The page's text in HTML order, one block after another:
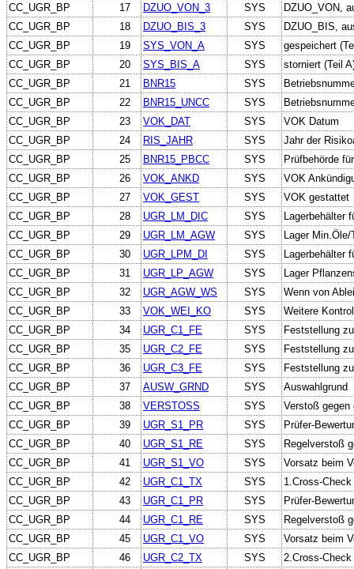
CC_UGR_BP
17 DZUO_VON_3 SYS
DZUO_VON,
CC_UGR_BP
18 DZUO_BIS_3 SYS
DZUO_BIS,
CC_UGR_BP
19 SYS_VON_A SYS
gespeichert
CC_UGR_BP
20 SYS_BIS_A SYS
storniert (Teil
CC_UGR_BP
21 BNR15 SYS
CC_UGR_BP
22 BNR15_UNCC SYS
CC_UGR_BP
23 VOK_DAT SYS
VOK Datum
CC_UGR_BP
24 RIS_JAHR SYS
Jahr der
CC_UGR_BP
25 BNR15_PBCC SYS
Prüfbehörde
CC_UGR_BP
26 VOK_ANKD SYS
VOK
CC_UGR_BP
27 VOK_GEST SYS
VOK gestattet
CC_UGR_BP
28 UGR_LM_DIC SYS
CC_UGR_BP
29 UGR_LM_AGW SYS
Lager
CC_UGR_BP
30 UGR_LPM_DI SYS
CC_UGR_BP
31 UGR_LP_AGW SYS
Lager
CC_UGR_BP
32 UGR_AGW_WS SYS
Wenn von
CC_UGR_BP
33 VOK_WEI_KO SYS
Weitere
CC_UGR_BP
34 UGR_C1_FE SYS
Feststellung
CC_UGR_BP
35 UGR_C2_FE SYS
Feststellung
CC_UGR_BP
36 UGR_C3_FE SYS
Feststellung
CC_UGR_BP
37 AUSW_GRND SYS
Auswahlgrund
CC_UGR_BP
38 VERSTOSS SYS
Verstoß
CC_UGR_BP
39 UGR_S1_PR SYS
Prüfer-
CC_UGR_BP
40 UGR_S1_RE SYS
Regelverstoß
CC_UGR_BP
41 UGR_S1_VO SYS
Vorsatz beim
CC_UGR_BP
42 UGR_C1_TX SYS
1.Cross-
CC_UGR_BP
43 UGR_C1_PR SYS
Prüfer-
CC_UGR_BP
44 UGR_C1_RE SYS
Regelverstoß
CC_UGR_BP
45 UGR_C1_VO SYS
Vorsatz beim
CC_UGR_BP
46 UGR_C2_TX SYS
2.Cross-